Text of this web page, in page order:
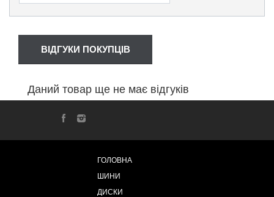
ВІДГУКИ ПОКУПЦІВ
Даний товар ще не має відгуків
ГОЛОВНА
ШИНИ
ДИСКИ